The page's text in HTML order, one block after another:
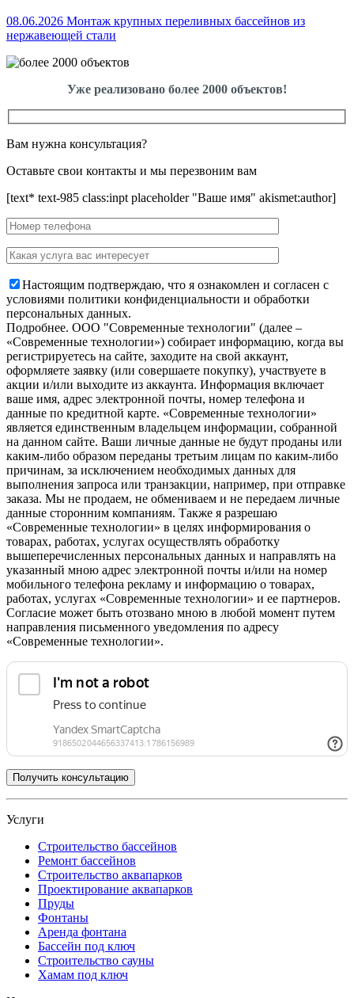
08.06.2026 Монтаж крупных переливных бассейнов из
нержавеющей стали
Уже реализовано более 2000 объектов!
Вам нужна консультация?
Оставьте свои контакты и мы перезвоним вам
[text* text-985 class:inpt placeholder "Ваше имя" akismet:author]
Настоящим подтверждаю, что я ознакомлен и согласен с
условиями политики конфиденциальности и обработки
персональных данных.
Подробнее. OOO "Современные технологии" (далее –
«Современные технологии») собирает информацию, когда вы
регистрируетесь на сайте, заходите на свой аккаунт,
оформляете заявку (или совершаете покупку), участвуете в
акции и/или выходите из аккаунта. Информация включает
ваше имя, адрес электронной почты, номер телефона и
данные по кредитной карте. «Современные технологии»
является единственным владельцем информации, собранной
на данном сайте. Ваши личные данные не будут проданы или
каким-либо образом переданы третьим лицам по каким-либо
причинам, за исключением необходимых данных для
выполнения запроса или транзакции, например, при отправке
заказа. Мы не продаем, не обмениваем и не передаем личные
данные сторонним компаниям. Также я разрешаю
«Современные технологии» в целях информирования о
товарах, работах, услугах осуществлять обработку
вышеперечисленных персональных данных и направлять на
указанный мною адрес электронной почты и/или на номер
мобильного телефона рекламу и информацию о товарах,
работах, услугах «Современные технологии» и ее партнеров.
Согласие может быть отозвано мною в любой момент путем
направления письменного уведомления по адресу
«Современные технологии».
Услуги
Строительство бассейнов
Ремонт бассейнов
Строительство аквапарков
Проектирование аквапарков
Пруды
Фонтаны
Аренда фонтана
Бассейн под ключ
Строительство сауны
Хамам под ключ